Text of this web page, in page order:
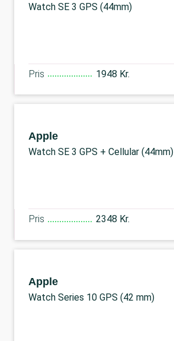
Watch SE 3 GPS (44mm)
Pris 1948 Kr.
Apple
Watch SE 3 GPS + Cellular (44mm)
Pris 2348 Kr.
Apple
Watch Series 10 GPS (42 mm)